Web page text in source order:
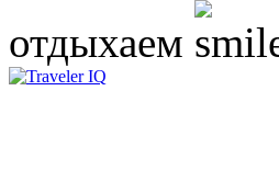
отдыхаем